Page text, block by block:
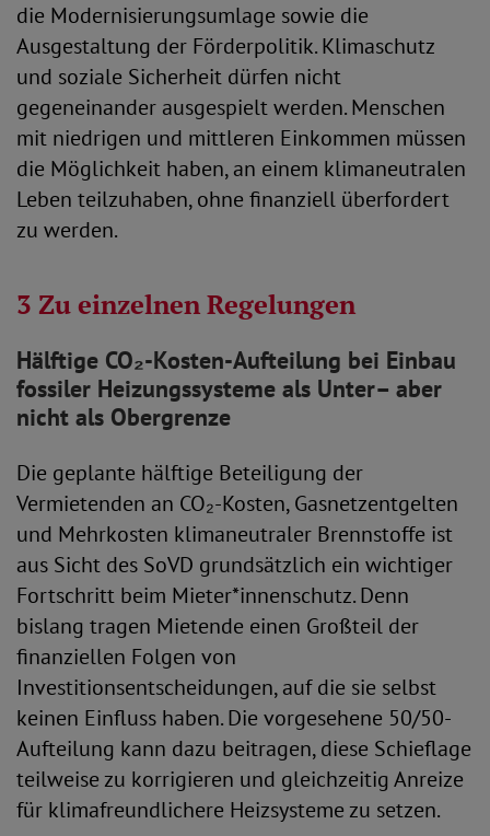
die Modernisierungsumlage sowie die
Ausgestaltung der Förderpolitik. Klimaschutz
und soziale Sicherheit dürfen nicht
gegeneinander ausgespielt werden. Menschen
mit niedrigen und mittleren Einkommen müssen
die Möglichkeit haben, an einem klimaneutralen
Leben teilzuhaben, ohne finanziell überfordert
zu werden.
3 Zu einzelnen Regelungen
Hälftige CO₂-Kosten-Aufteilung bei Einbau
fossiler Heizungssysteme als Unter– aber
nicht als Obergrenze
Die geplante hälftige Beteiligung der
Vermietenden an CO₂-Kosten, Gasnetzentgelten
und Mehrkosten klimaneutraler Brennstoffe ist
aus Sicht des SoVD grundsätzlich ein wichtiger
Fortschritt beim Mieter*innenschutz. Denn
bislang tragen Mietende einen Großteil der
finanziellen Folgen von
Investitionsentscheidungen, auf die sie selbst
keinen Einfluss haben. Die vorgesehene 50/50-
Aufteilung kann dazu beitragen, diese Schieflage
teilweise zu korrigieren und gleichzeitig Anreize
für klimafreundlichere Heizsysteme zu setzen.